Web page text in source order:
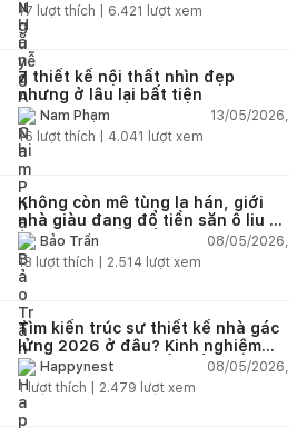
17 lượt thích | 6.421 lượt xem
7 thiết kế nội thất nhìn đẹp
nhưng ở lâu lại bất tiện
Nam Phạm
13/05/2026,
16 lượt thích | 4.041 lượt xem
Không còn mê tùng la hán, giới
nhà giàu đang đổ tiền săn ô liu cổ
thụ từ châu Âu về ban công
Bảo Trần
08/05/2026,
13 lượt thích | 2.514 lượt xem
Tìm kiến trúc sư thiết kế nhà gác
lửng 2026 ở đâu? Kinh nghiệm
chọn đúng tránh tốn tiền
Happynest
08/05/2026,
1lượt thích | 2.479 lượt xem